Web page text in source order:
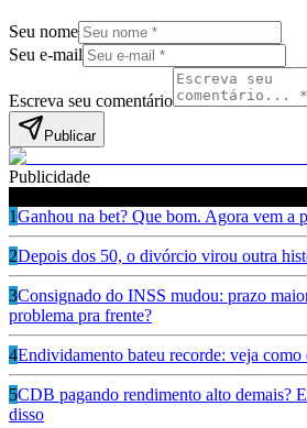
Seu nome
Seu e-mail
Escreva seu comentário
Publicar
Publicidade
1Ganhou na bet? Que bom. Agora vem a
2Depois dos 50, o divórcio virou outra
3Consignado do INSS mudou: prazo
problema pra frente?
4Endividamento bateu recorde: veja
5CDB pagando rendimento alto demais?
disso